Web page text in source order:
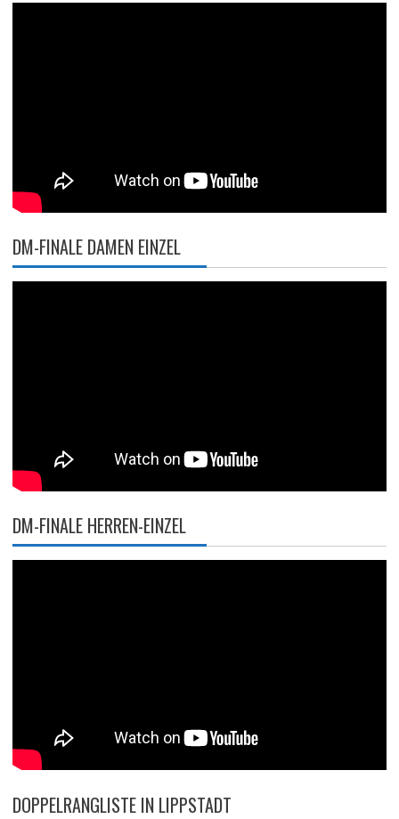
DM-FINALE DAMEN EINZEL
DM-FINALE HERREN-EINZEL
DOPPELRANGLISTE IN LIPPSTADT